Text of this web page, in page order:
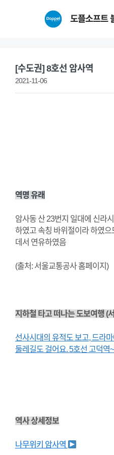
도플소프트
[수도권] 8호선 암사역
2021-11-06
역명 유래
암사동 산 23번지 일대에 신라
하였고 속칭 바위절이라 하였
데서 연유하였음
(출처: 서울교통공사 홈페이지)
지하철 타고 떠나는 도보여행 (
선사시대의 유적도 보고, 드라
둘레길도 걸어요. 5호선 고덕역
역사 상세정보
나무위키 암사역